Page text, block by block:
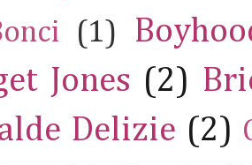
(1)
Jones (2)
Delizie (2)